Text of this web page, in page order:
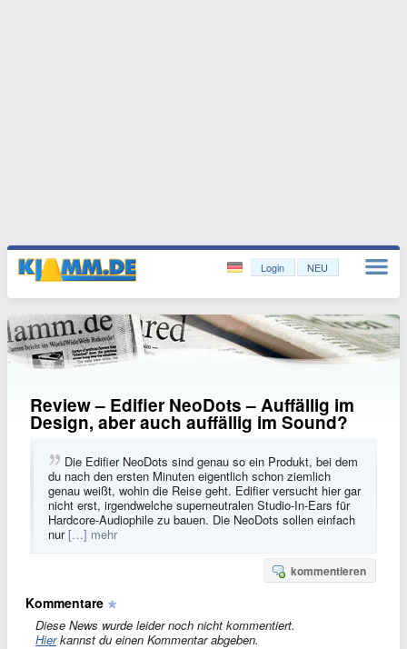
Login NEU
Review – Edifier NeoDots – Auffällig im
Design, aber auch auffällig im Sound?
Die Edifier NeoDots sind genau so ein Produkt, bei dem
du nach den ersten Minuten eigentlich schon ziemlich
genau weißt, wohin die Reise geht. Edifier versucht hier gar
nicht erst, irgendwelche superneutralen Studio-In-Ears für
Hardcore-Audiophile zu bauen. Die NeoDots sollen einfach
nur […] mehr
kommentieren
Kommentare
Diese News wurde leider noch nicht kommentiert.
Hierkannst du einen Kommentar abgeben.